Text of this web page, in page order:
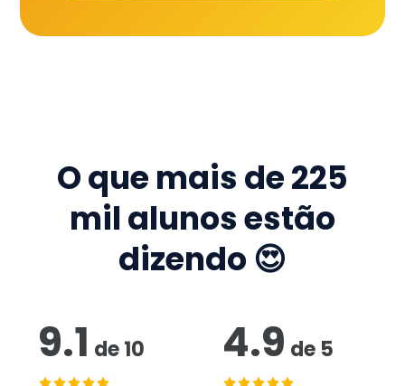
O que mais de225
mil alunos estão
dizendo 😍
9.1 de10 4.9 de 5